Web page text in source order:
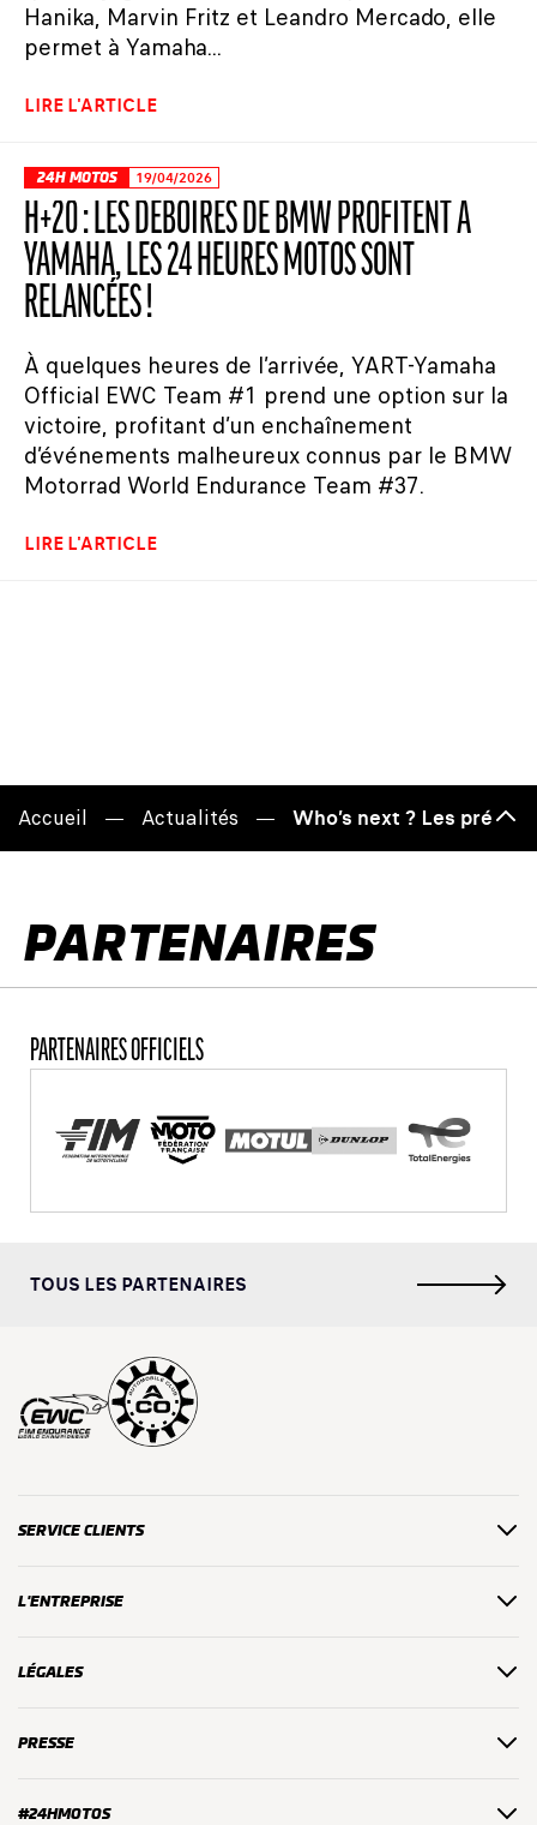
Hanika, Marvin Fritz et Leandro Mercado, elle
permet à Yamaha...
LIRE L'ARTICLE
24H MOTOS 19/04/2026
H+20 : LES DÉBOIRES DE BMW PROFITENT À
YAMAHA, LES 24 HEURES MOTOS SONT
RELANCÉES !
À quelques heures de l’arrivée, YART-Yamaha
Official EWC Team #1 prend une option sur la
victoire, profitant d’un enchaînement
d’événements malheureux connus par le BMW
Motorrad World Endurance Team #37.
LIRE L'ARTICLE
Accueil Actualités Who’s next ? Les
Haut
page
PARTENAIRES
PARTENAIRES OFFICIELS
TOUS LES PARTENAIRES
SERVICE CLIENTS
L'ENTREPRISE
LÉGALES
PRESSE
#24HMOTOS